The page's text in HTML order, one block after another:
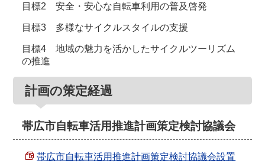
目標2 安全・安心な自転車利用の普及啓発
目標3 多様なサイクルスタイルの支援
目標4 地域の魅力を活かしたサイクルツーリズム
の推進
計画の策定経過
帯広市自転車活用推進計画策定検討協議会
帯広市自転車活用推進計画策定検討協議会設置